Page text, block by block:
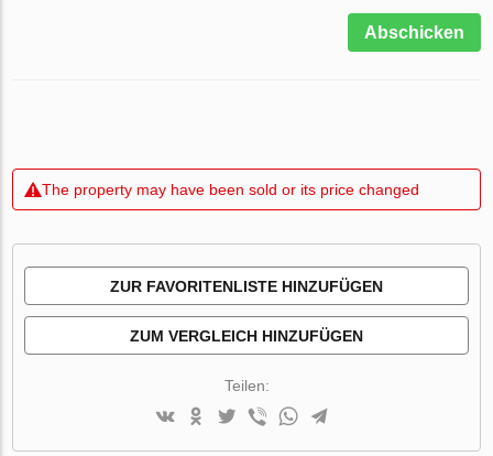
Abschicken
The property may have been sold or its price changed
ZUR FAVORITENLISTE HINZUFÜGEN
ZUM VERGLEICH HINZUFÜGEN
Teilen: